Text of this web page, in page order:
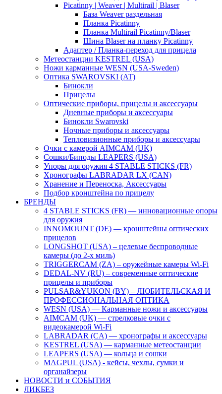
Picatinny | Weaver | Multirail | Blaser
База Weaver раздельная
Планка Picatinny
Планка Multirail Picatinny/Blaser
Шина Blaser на планку Picatinny
Адаптер / Планка-переход для прицела
Метеостанции KESTREL (USA)
Ножи карманные WESN (USA-Sweden)
Оптика SWAROVSKI (AT)
Бинокли
Прицелы
Оптические приборы, прицелы и аксессуары
Дневные приборы и аксессуары
Бинокли Swarovski
Ночные приборы и аксессуары
Тепловизионные приборы и аксессуары
Очки с камерой AIMCAM (UK)
Сошки/Биподы LEAPERS (USA)
Упоры для оружия 4 STABLE STICKS (FR)
Хронографы LABRADAR LX (CAN)
Хранение и Переноска, Аксессуары
Подбор кронштейна по прицелу
БРЕНДЫ
4 STABLE STICKS (FR) — инновационные опоры
для оружия
INNOMOUNT (DE) — кронштейны оптических
прицелов
LONGSHOT (USA) – целевые беспроводные
камеры (до 2-х миль)
TRIGGERCAM (ZA) – оружейные камеры Wi-Fi
DEDAL-NV (RU) – современные оптические
прицелы и приборы
PULSAR&YUKON (BY) – ЛЮБИТЕЛЬСКАЯ И
ПРОФЕССИОНАЛЬНАЯ ОПТИКА
WESN (USA) — Карманные ножи и аксессуары
AIMCAM (UK) — стрелковые очки с
видеокамерой Wi-Fi
LABRADAR (CA) — хронографы и аксессуары
KESTREL (USA) — карманные метеостанции
LEAPERS (USA) — кольца и сошки
MAGPUL (USA) - кейсы, чехлы, сумки и
органайзеры
НОВОСТИ и СОБЫТИЯ
ЛИКБЕЗ